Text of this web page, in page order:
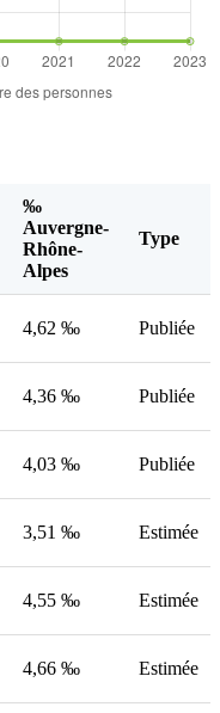
‰
Auvergne-
Rhône-
Alpes
Type
4,62 ‰ Publiée
4,36 ‰ Publiée
4,03 ‰ Publiée
3,51 ‰ Estimée
4,55 ‰ Estimée
4,66 ‰ Estimée